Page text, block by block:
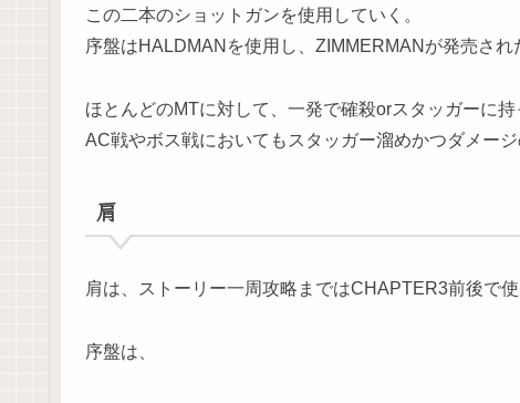
この二本のショットガンを使用していく。
序盤はHALDMANを使用し、ZIMMERMANが発売され
ほとんどのMTに対して、一発で確殺orスタッガーに持
AC戦やボス戦においてもスタッガー溜めかつダメー
肩
肩は、ストーリー一周攻略まではCHAPTER3前後で
序盤は、